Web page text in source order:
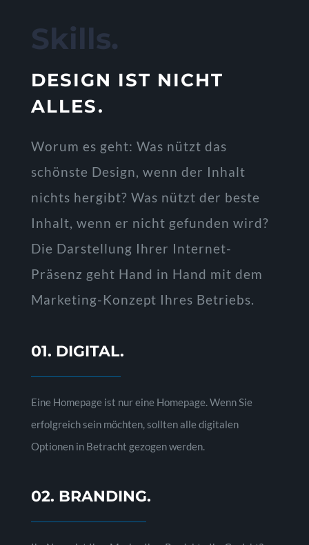
Skills.
DESIGN IST NICHT
ALLES.
Worum es geht: Was nützt das
schönste Design, wenn der Inhalt
nichts hergibt? Was nützt der beste
Inhalt, wenn er nicht gefunden wird?
Die Darstellung Ihrer Internet-
Präsenz geht Hand in Hand mit dem
Marketing-Konzept Ihres Betriebs.
01. DIGITAL.
Eine Homepage ist nur eine Homepage. Wenn Sie
erfolgreich sein möchten, sollten alle digitalen
Optionen in Betracht gezogen werden.
02. BRANDING.